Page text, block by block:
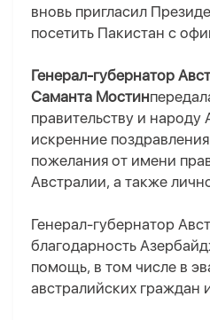
вновь пригласил
посетить Пакистан с
Генерал-губернатор
Саманта Мостин
правительству и
искренние
пожелания от имени
Австралии, а также
Генерал-губернатор
благодарность
помощь, в том числе в
австралийских граждан